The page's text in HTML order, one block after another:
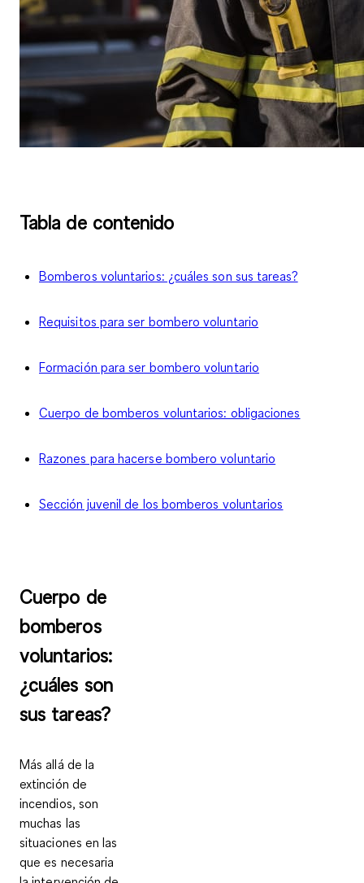
Tabla de contenido
Bomberos voluntarios: ¿cuáles son sus tareas?
Requisitos para ser bombero voluntario
Formación para ser bombero voluntario
Cuerpo de bomberos voluntarios: obligaciones
Razones para hacerse bombero voluntario
Sección juvenil de los bomberos voluntarios
Cuerpo de
bomberos
voluntarios:
¿cuáles son
sus tareas?
Más allá de la
extinción de
incendios, son
muchas las
situaciones en las
que es necesaria